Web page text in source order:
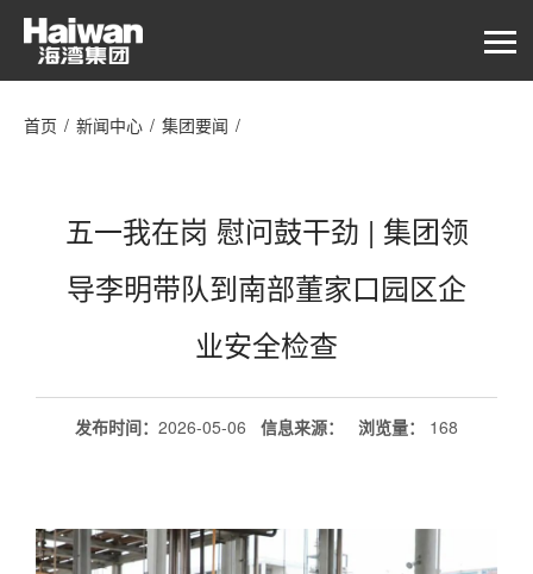
首页 / 新闻中心 / 集团要闻 /
五一我在岗 慰问鼓干劲 | 集团领
导李明带队到南部董家口园区企
业安全检查
发布时间： 2026-05-06 信息来源： 浏览量： 168